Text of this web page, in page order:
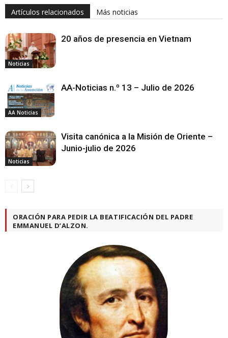
Artículos relacionados Más noticias
Noticias
20 años de presencia en Vietnam
AA Noticias
AA-Noticias n.º 13 – Julio de 2026
Noticias
Visita canónica a la Misión de Oriente –
Junio-julio de 2026
ORACIÓN PARA PEDIR LA BEATIFICACIÓN DEL PADRE
EMMANUEL D’ALZON.